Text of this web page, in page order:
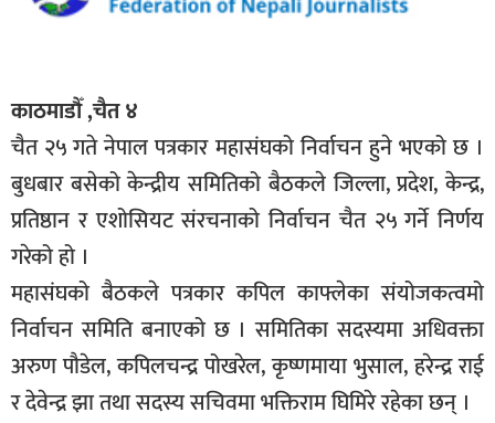
काठमाडौँ ,चैत ४
चैत २५ गते नेपाल पत्रकार महासंघको निर्वाचन हुने भएको छ ।
बुधबार बसेको केन्द्रीय समितिको बैठकले जिल्ला, प्रदेश, केन्द्र,
प्रतिष्ठान र एशोसियट संरचनाको निर्वाचन चैत २५ गर्ने निर्णय
गरेको हो ।
महासंघको बैठकले पत्रकार कपिल काफ्लेका संयोजकत्वमो
निर्वाचन समिति बनाएको छ । समितिका सदस्यमा अधिवक्ता
अरुण पौडेल, कपिलचन्द्र पोखरेल, कृष्णमाया भुसाल, हरेन्द्र राई
र देवेन्द्र झा तथा सदस्य सचिवमा भक्तिराम घिमिरे रहेका छन् ।